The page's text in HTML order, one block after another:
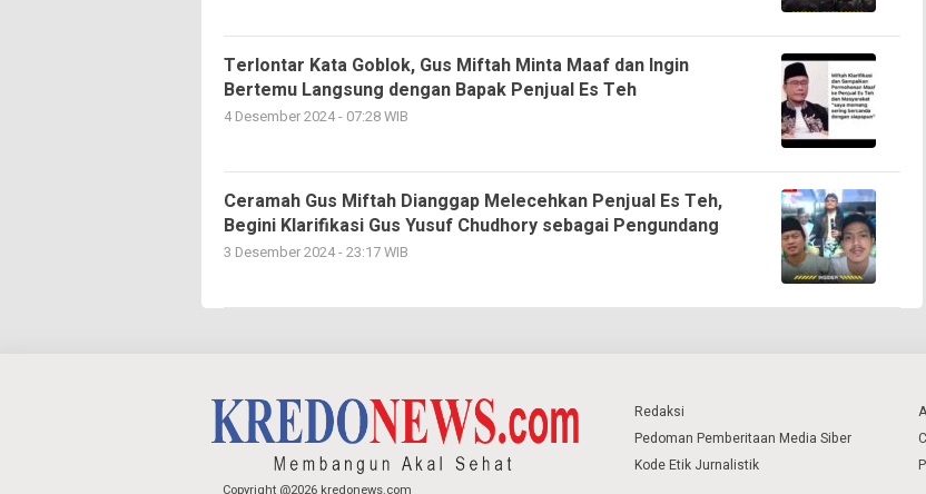
Terlontar Kata Goblok, Gus Miftah Minta Maaf dan Ingin
Bertemu Langsung dengan Bapak Penjual Es Teh
4 Desember 2024 - 07:28 WIB
Ceramah Gus Miftah Dianggap Melecehkan Penjual Es Teh,
Begini Klarifikasi Gus Yusuf Chudhory sebagai Pengundang
3 Desember 2024 - 23:17 WIB
Copyright @2026 kredonews.com
Redaksi
Pedoman Pemberitaan Media Siber
Kode Etik Jurnalistik